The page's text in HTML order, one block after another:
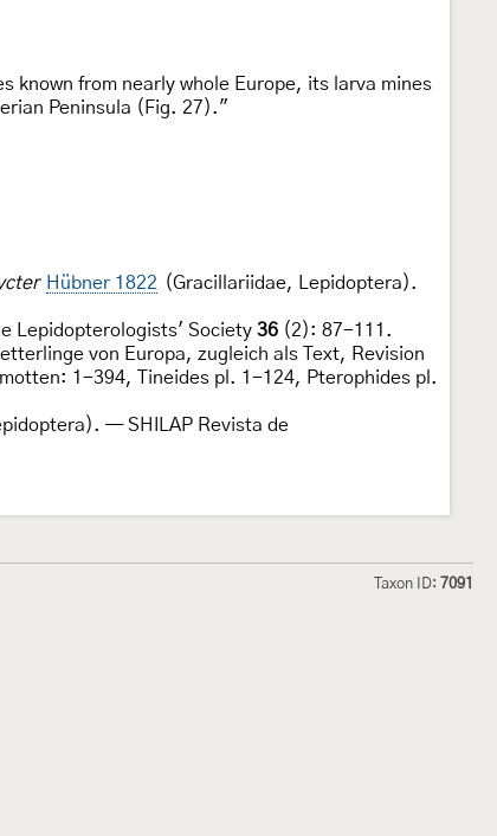
from nearly whole Europe, its larva mines
Peninsula (Fig. 27)."
Hübner 1822 (Gracillariidae, Lepidoptera).
Lepidopterologists' Society 36 (2): 87-111.
von Europa, zugleich als Text, Revision
1-394, Tineides pl. 1-124, Pterophides pl.
— SHILAP Revista de
Taxon ID: 7091